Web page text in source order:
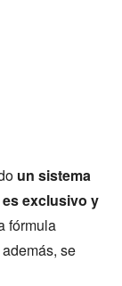
un sistema
exclusivo y
fórmula
se